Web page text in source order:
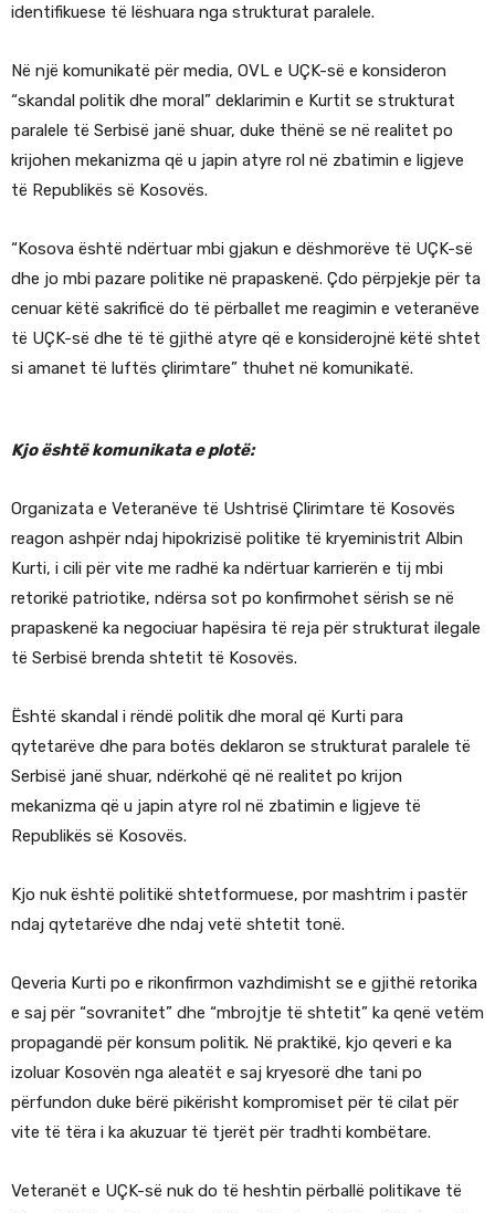
identifikuese të lëshuara nga strukturat paralele.
Në një komunikatë për media, OVL e UÇK-së e konsideron
“skandal politik dhe moral” deklarimin e Kurtit se strukturat
paralele të Serbisë janë shuar, duke thënë se në realitet po
krijohen mekanizma që u japin atyre rol në zbatimin e ligjeve
të Republikës së Kosovës.
“Kosova është ndërtuar mbi gjakun e dëshmorëve të UÇK-së
dhe jo mbi pazare politike në prapaskenë. Çdo përpjekje për ta
cenuar këtë sakrificë do të përballet me reagimin e veteranëve
të UÇK-së dhe të të gjithë atyre që e konsiderojnë këtë shtet
si amanet të luftës çlirimtare” thuhet në komunikatë.
Kjo është komunikata e plotë:
Organizata e Veteranëve të Ushtrisë Çlirimtare të Kosovës
reagon ashpër ndaj hipokrizisë politike të kryeministrit Albin
Kurti, i cili për vite me radhë ka ndërtuar karrierën e tij mbi
retorikë patriotike, ndërsa sot po konfirmohet sërish se në
prapaskenë ka negociuar hapësira të reja për strukturat ilegale
të Serbisë brenda shtetit të Kosovës.
Është skandal i rëndë politik dhe moral që Kurti para
qytetarëve dhe para botës deklaron se strukturat paralele të
Serbisë janë shuar, ndërkohë që në realitet po krijon
mekanizma që u japin atyre rol në zbatimin e ligjeve të
Republikës së Kosovës.
Kjo nuk është politikë shtetformuese, por mashtrim i pastër
ndaj qytetarëve dhe ndaj vetë shtetit tonë.
Qeveria Kurti po e rikonfirmon vazhdimisht se e gjithë retorika
e saj për “sovranitet” dhe “mbrojtje të shtetit” ka qenë vetëm
propagandë për konsum politik. Në praktikë, kjo qeveri e ka
izoluar Kosovën nga aleatët e saj kryesorë dhe tani po
përfundon duke bërë pikërisht kompromiset për të cilat për
vite të tëra i ka akuzuar të tjerët për tradhti kombëtare.
Veteranët e UÇK-së nuk do të heshtin përballë politikave të